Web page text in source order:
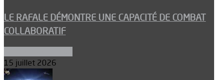
LE RAFALE DÉMONTRE UNE CAPACITÉ DE COMBAT
COLLABORATIF
15 juillet 2026